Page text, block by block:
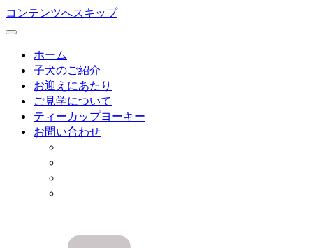
コンテンツへスキップ
ホーム
子犬のご紹介
お迎えにあたり
ご見学について
ティーカップヨーキー
お問い合わせ